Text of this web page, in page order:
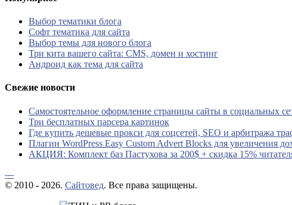
Выбор тематики блога
Софт тематика для сайта
Выбор темы для нового блога
Три кита вашего сайта: CMS, домен и хостинг
Андроид как тема для сайта
Свежие новости
Самостоятельное оформление страницы сайты в социальных
Три бесплатных парсера картинок
Где купить дешевые прокси для соцсетей, SEO и арбитража
Плагин WordPress Easy Custom Advert Blocks для увеличения
АКЦИЯ: Комплект баз Пастухова за 200$ + скидка 15%
---
© 2010 - 2026. Сайтовед. Все права защищены.